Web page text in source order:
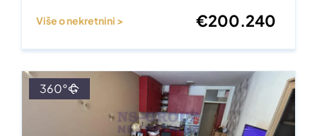
Više o nekretnini > €200.240
360°